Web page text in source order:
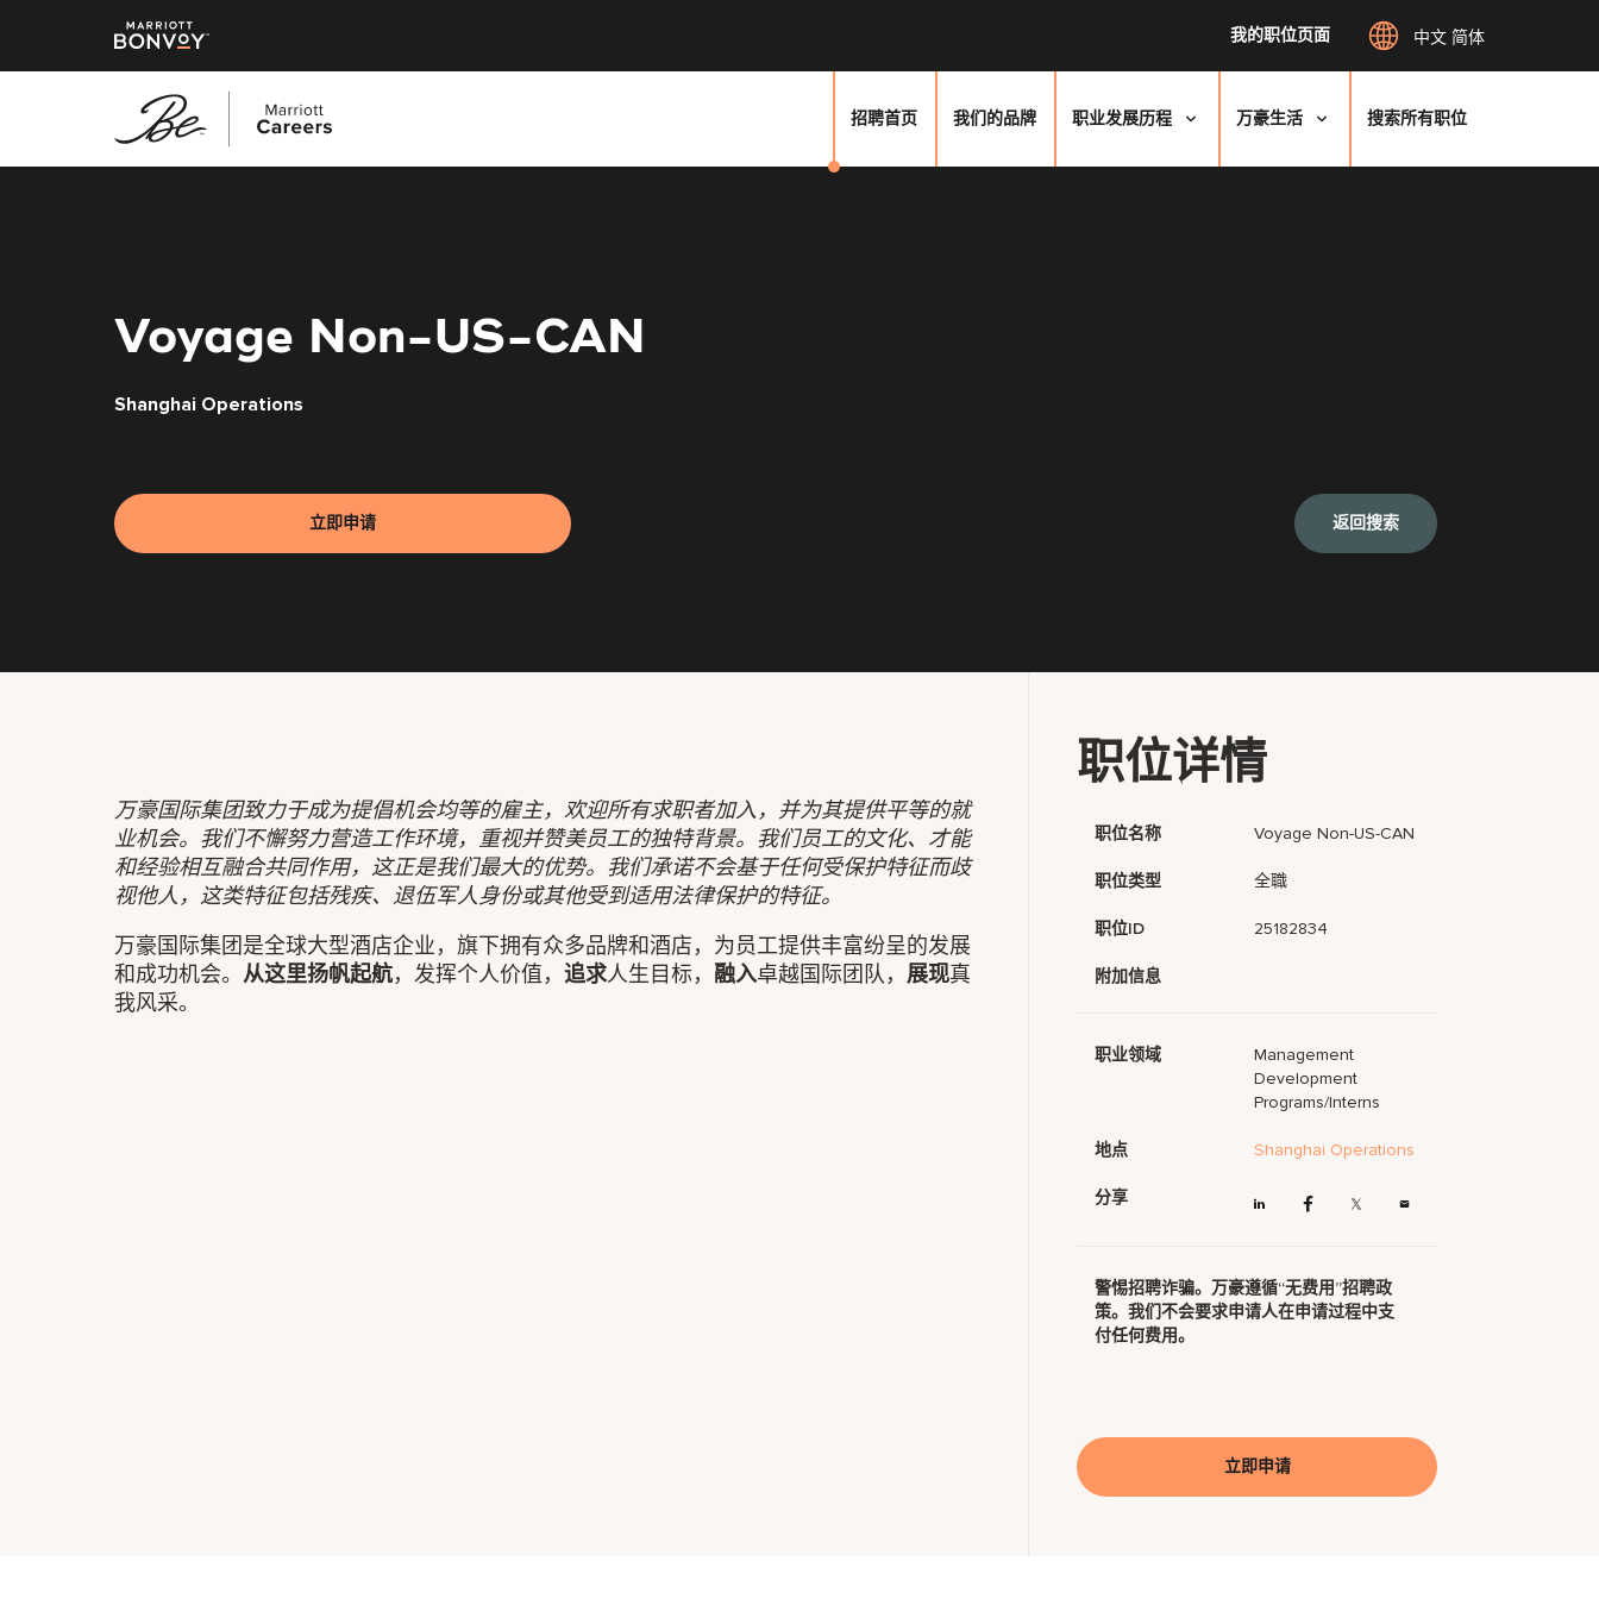
我的职位页面 中文 简体
招聘首页 我们的品牌 职业发展历程 万豪生活 搜索所有职位
Voyage Non-US-CAN
Shanghai Operations
立即申请 返回搜索
万豪国际集团致力于成为提倡机会均等的雇主，欢迎所有求职者加入，并为其提供平等的就
业机会。我们不懈努力营造工作环境，重视并赞美员工的独特背景。我们员工的文化、才能
和经验相互融合共同作用，这正是我们最大的优势。我们承诺不会基于任何受保护特征而歧
视他人，这类特征包括残疾、退伍军人身份或其他受到适用法律保护的特征。
万豪国际集团是全球大型酒店企业，旗下拥有众多品牌和酒店，为员工提供丰富纷呈的发展
和成功机会。 从这里扬帆起航，发挥个人价值， 追求人生目标， 融入卓越国际团队， 展现真
我风采。
职位详情
职位名称 Voyage Non-US-CAN
职位类型 全職
职位ID 25182834
附加信息
职业领域
Management
Development
Programs/Interns
地点 Shanghai Operations
分享
警惕招聘诈骗。万豪遵循“无费用”招聘政
策。我们不会要求申请人在申请过程中支
付任何费用。
立即申请